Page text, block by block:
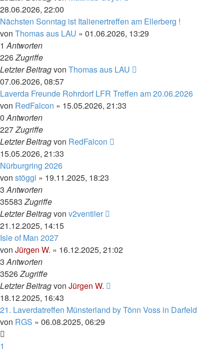
28.06.2026, 22:00
Nächsten Sonntag ist Italienertreffen am Ellerberg !
von Thomas aus LAU » 01.06.2026, 13:29
1Antworten
226Zugriffe
Letzter Beitragvon Thomas aus LAU
07.06.2026, 08:57
Laverda Freunde Rohrdorf LFR Treffen am 20.06.2026
von RedFalcon » 15.05.2026, 21:33
0Antworten
227Zugriffe
Letzter Beitragvon RedFalcon
15.05.2026, 21:33
Nürburgring 2026
von stöggi » 19.11.2025, 18:23
3Antworten
35583Zugriffe
Letzter Beitragvon v2ventiler
21.12.2025, 14:15
Isle of Man 2027
von Jürgen W. » 16.12.2025, 21:02
3Antworten
3526Zugriffe
Letzter Beitragvon Jürgen W.
18.12.2025, 16:43
21. Laverdatreffen Münsterland by Tönn Voss in Darfeld
von RGS » 06.08.2025, 06:29
1